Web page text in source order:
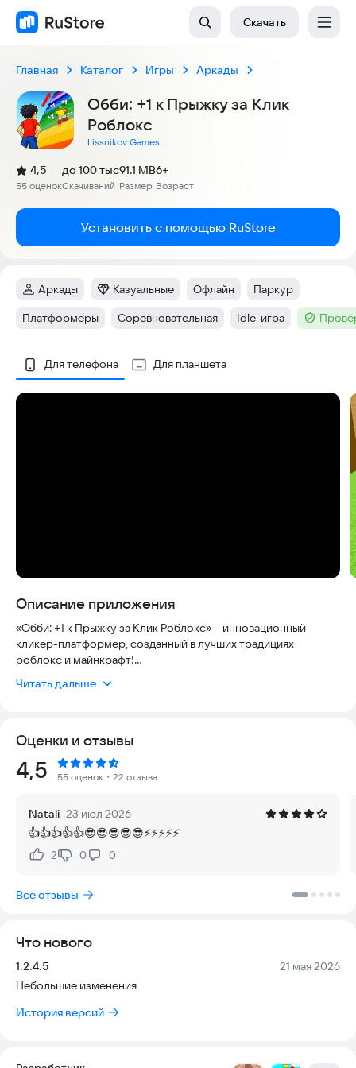
Скачать
Главная Каталог Игры Аркады
Обби: +1 к Прыжку за Клик
Роблокс
Lissnikov Games
Рейтинг:
4,5
(
55 оценок
)
Скачиваний
до 100 тыс
Размер
91.1 MB
Возраст
6+
Установить с помощью RuStore
Категория:
Аркады Категория:
Казуальные Тег:
Офлайн Тег:
Паркур
Тег:
Платформеры Тег:
Соревновательная Тег:
Idle-игра Тег :
Скриншоты
Для телефона Для планшета
Описание приложения
«Обби: +1 к Прыжку за Клик Роблокс» – инновационный
кликер-платформер, созданный в лучших традициях
роблокс и майнкрафт!
Откройте новый жанр игр, где каждый клик превращается в
захватывающий майнкрафт паркур.
🚀 Ключевые особенности игры:
кликами и преодолевайте гигантские пропасти!
✅ Эпические паркур-испытания – сложнейшие трассы с
подвижными платформами, хитрыми ловушками и
головоломками!
высоту полёта и скорость взлёта!
✅ Продвинутая система перерождений – перерождайтесь
для умножения прыжковой мощи и получения уникальных
✅ Стиль роблокс и обби – узнаваемая графика и геймплей
лучших песочниц!
Читать дальше
Оценки и отзывы
Рейтинг:
4,5 55 оценок ・22 отзыва
Natali 23 июл 2026
👍👍👍👍👍😎😎😎😎😎⚡⚡⚡⚡⚡
Нравится:
2Не нравится:
0 0
Все отзывы
Что нового
Версия:
1.2.4.5 Дата:
21 мая 2026
Небольшие изменения
История версий